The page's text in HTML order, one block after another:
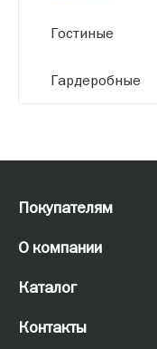
Гостиные
Гардеробные
Покупателям
О компании
Каталог
Контакты